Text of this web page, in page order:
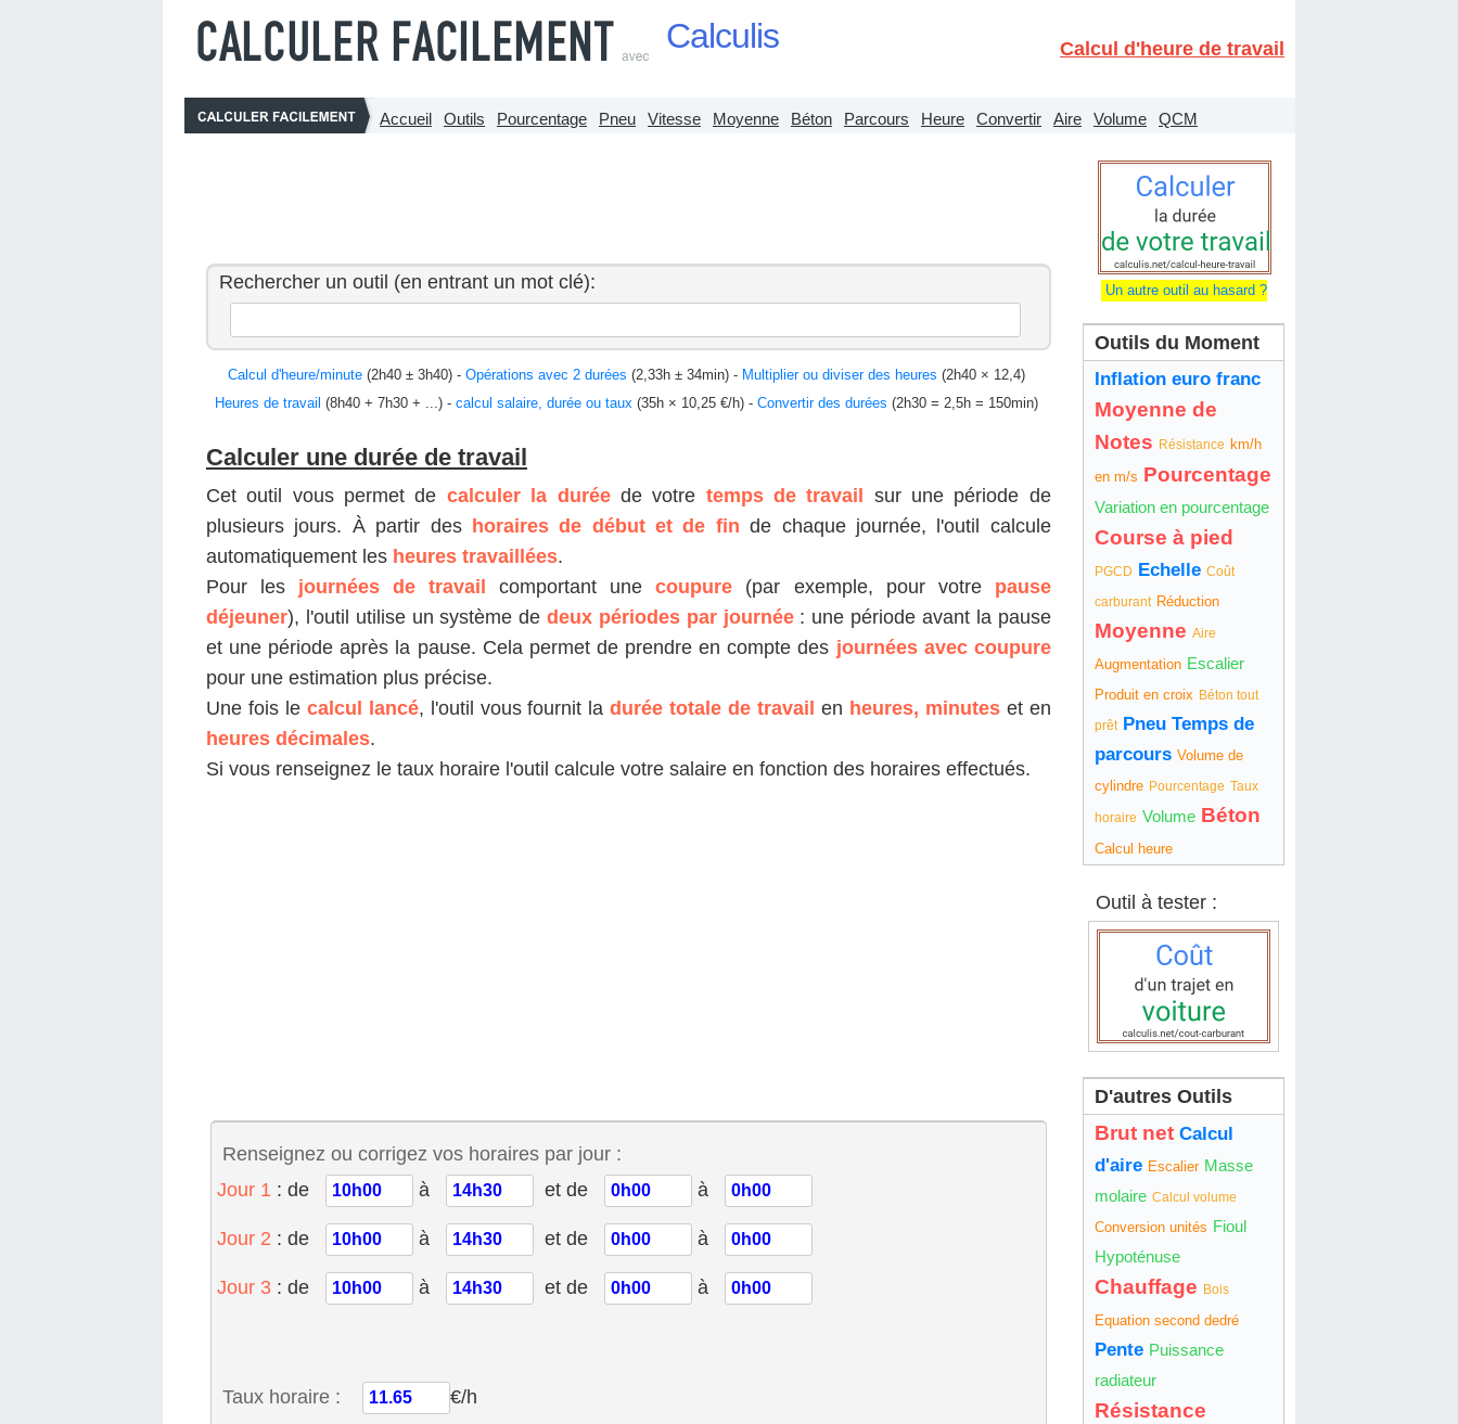
Calculis Calcul d'heure de travail
Accueil Outils Pourcentage Pneu Vitesse Moyenne Béton Parcours Heure Convertir Aire Volume QCM
Rechercher un outil (en entrant un mot clé):
Calcul d'heure/minute(2h40 ± 3h40) - Opérations avec 2 durées (2,33h ± 34min) - Multiplier ou diviser des heures (2h40 × 12,4)
Heures de travail (8h40 + 7h30 + ...) - calcul salaire, durée ou taux(35h × 10,25 €/h) - Convertir des durées (2h30 = 2,5h = 150min)
Calculer une durée de travail
Cet outil vous permet de calculer la duréede votre temps de travail
sur une période de
plusieurs jours. À partir des horaires de début et de fin de chaque journée, l'outil calcule
automatiquement les heures travaillées.
Pour les journées de travail comportant unecoupure (par exemple, pour votre pause
déjeuner), l'outil utilise un système dedeux périodes par journée: une période avant la pause
et une période après la pause. Cela permet de prendre en compte des journées avec coupure
pour une estimation plus précise.
Une fois le calcul lancé, l'outil vous fournit ladurée totale de travail en heures, minuteset en
heures décimales.
Si vous renseignez le taux horaire l'outil calcule votre salaire en fonction des horaires effectués.
Renseignez ou corrigez vos horaires par jour :
Jour 1 : de à et de à
Jour 2 : de à et de à
Jour 3: de à et de à
Taux horaire : €/h
Un autre outil au hasard ?
Outils du Moment
Inflation euro franc
Moyenne de
Notes Résistance km/h
en m/s Pourcentage
Variation en pourcentage
Course à pied
PGCD Echelle Coût
carburant Réduction
Moyenne Aire
Augmentation Escalier
Produit en croix Béton tout
prêt Pneu Temps de
parcours Volume de
cylindre Pourcentage Taux
horaire Volume Béton
Calcul heure
Outil à tester :
D'autres Outils
Brut net Calcul
d'aire Escalier Masse
molaire Calcul volume
Conversion unités Fioul
Hypoténuse
Chauffage Bois
Equation second dedré
Pente Puissance
radiateur
Résistance